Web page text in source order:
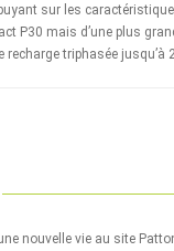
sur les
P30 mais d’une plus
recharge triphasée jusqu’à
nouvelle vie au site